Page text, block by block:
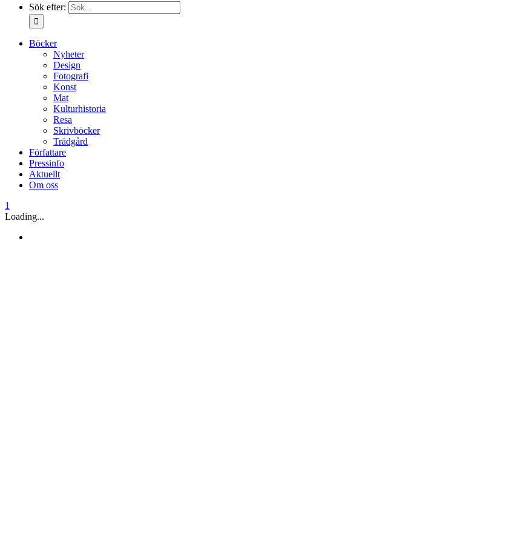
Sök efter:
Böcker
Nyheter
Design
Fotografi
Konst
Mat
Kulturhistoria
Resa
Skrivböcker
Trädgård
Författare
Pressinfo
Aktuellt
Om oss
1
Loading...